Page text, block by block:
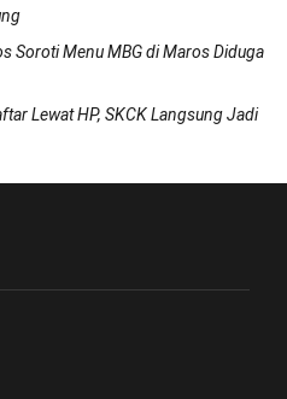
Soroti Menu MBG di Maros Diduga
Lewat HP, SKCK Langsung Jadi